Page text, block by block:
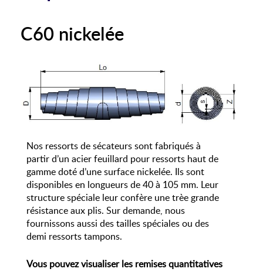
C60 nickelée
Nos ressorts de sécateurs sont fabriqués à
partir d’un acier feuillard pour ressorts haut de
gamme doté d’une surface nickelée. Ils sont
disponibles en longueurs de 40 à 105 mm. Leur
structure spéciale leur confère une trèe grande
résistance aux plis. Sur demande, nous
fournissons aussi des tailles spéciales ou des
demi ressorts tampons.
Vous pouvez visualiser les remises quantitatives